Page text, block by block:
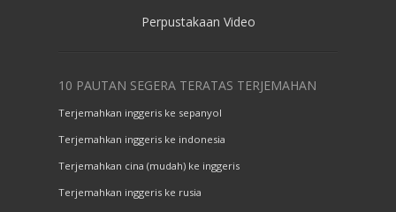
Perpustakaan Video
10 PAUTAN SEGERA TERATAS TERJEMAHAN
Terjemahkan inggeris ke sepanyol
Terjemahkan inggeris ke indonesia
Terjemahkan cina (mudah) ke inggeris
Terjemahkan inggeris ke rusia